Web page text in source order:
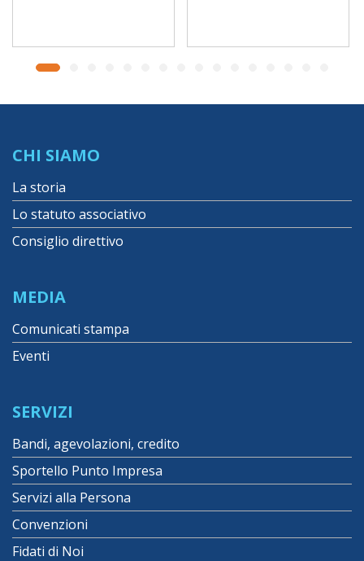
CHI SIAMO
La storia
Lo statuto associativo
Consiglio direttivo
MEDIA
Comunicati stampa
Eventi
SERVIZI
Bandi, agevolazioni, credito
Sportello Punto Impresa
Servizi alla Persona
Convenzioni
Fidati di Noi